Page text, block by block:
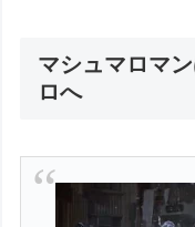
マシュマロマ
ロへ